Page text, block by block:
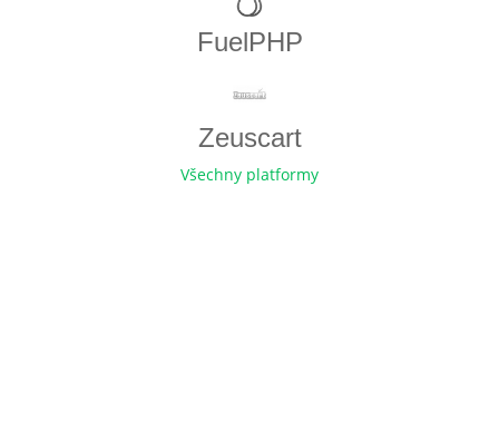
FuelPHP
Zeuscart
Všechny platformy